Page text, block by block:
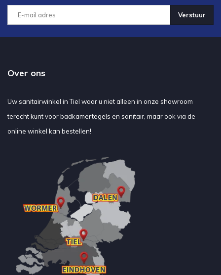
Verstuur
Over ons
Uw sanitairwinkel in Tiel waar u niet alleen in onze showroom
terecht kunt voor badkamertegels en sanitair, maar ook via de
online winkel kan bestellen!